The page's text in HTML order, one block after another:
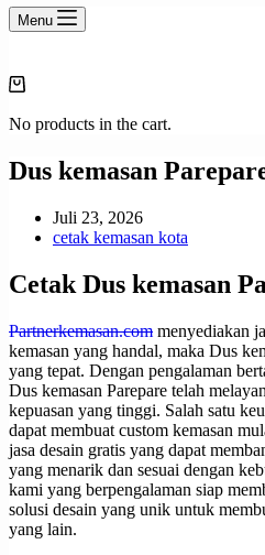
Menu
Shopping
No products in the cart.
Dus kemasan
Juli 23, 2026
cetak kemasan kota
Cetak Dus kemasan
Partnerkemasan.com menyediakan
kemasan yang handal, maka Dus
yang tepat. Dengan pengalaman
Dus kemasan Parepare telah
kepuasan yang tinggi. Salah satu
dapat membuat custom kemasan
jasa desain gratis yang dapat
yang menarik dan sesuai dengan
kami yang berpengalaman siap
solusi desain yang unik untuk
yang lain.